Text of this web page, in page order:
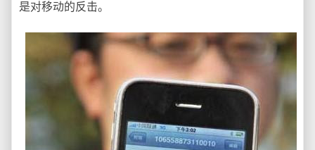
是对移动的反击。